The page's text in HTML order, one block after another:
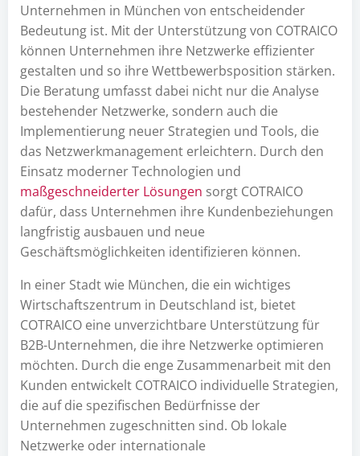
Unternehmen in München von entscheidender
Bedeutung ist. Mit der Unterstützung von COTRAICO
können Unternehmen ihre Netzwerke effizienter
gestalten und so ihre Wettbewerbsposition stärken.
Die Beratung umfasst dabei nicht nur die Analyse
bestehender Netzwerke, sondern auch die
Implementierung neuer Strategien und Tools, die
das Netzwerkmanagement erleichtern. Durch den
Einsatz moderner Technologien und
maßgeschneiderter Lösungen sorgt COTRAICO
dafür, dass Unternehmen ihre Kundenbeziehungen
langfristig ausbauen und neue
Geschäftsmöglichkeiten identifizieren können.
In einer Stadt wie München, die ein wichtiges
Wirtschaftszentrum in Deutschland ist, bietet
COTRAICO eine unverzichtbare Unterstützung für
B2B-Unternehmen, die ihre Netzwerke optimieren
möchten. Durch die enge Zusammenarbeit mit den
Kunden entwickelt COTRAICO individuelle Strategien,
die auf die spezifischen Bedürfnisse der
Unternehmen zugeschnitten sind. Ob lokale
Netzwerke oder internationale